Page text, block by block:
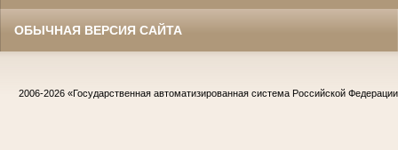
ОБЫЧНАЯ ВЕРСИЯ САЙТА
2006-2026 «Государственная автоматизированная система Российской